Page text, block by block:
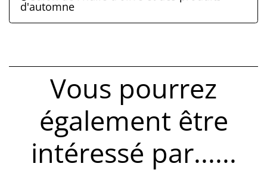
d'automne
Vous pourrez
également être
intéressé par......